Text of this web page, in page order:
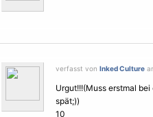
verfasst von Inked Culture
Urgut!!!(Muss erstmal
spät;))
10